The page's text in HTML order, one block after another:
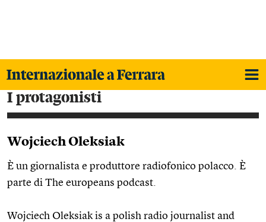
i protagonisti
Wojciech Oleksiak
È un giornalista e produttore radiofonico polacco. È
parte di The europeans podcast.
Wojciech Oleksiak is a polish radio journalist and